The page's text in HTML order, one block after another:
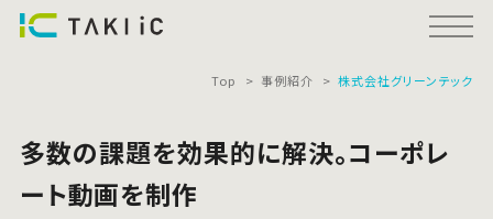
Top 事例紹介 株式会社グリーンテック
多数の課題を効果的に解決。コーポレ
ート動画を制作